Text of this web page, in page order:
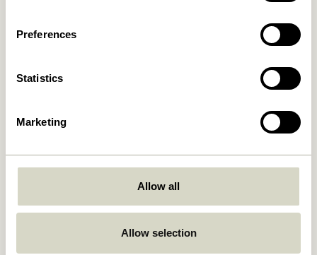
Preferences
Statistics
Marketing
Allow all
Allow selection